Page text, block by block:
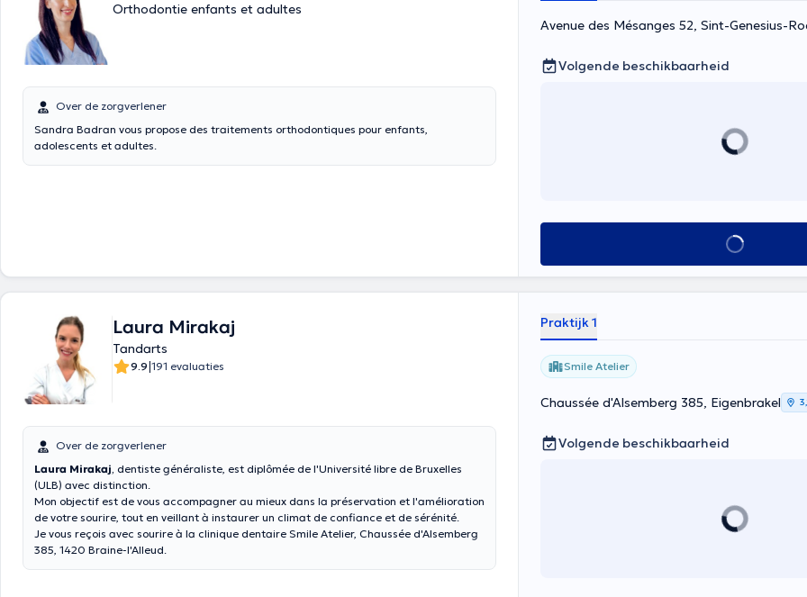
Orthodontie enfants et adultes
Over de zorgverlener
Sandra Badran vous propose des traitements orthodontiques pour enfants,
adolescents et adultes.
Avenue des Mésanges 52, Sint-Genesius-
Volgende beschikbaarheid
Alles zien
Laura Mirakaj
Tandarts
9.9|191 evaluaties
Over de zorgverlener
Laura Mirakaj, dentiste généraliste, est diplômée de l'Université libre de Bruxelles
(ULB) avec distinction.
Mon objectif est de vous accompagner au mieux dans la préservation et l'amélioration
de votre sourire, tout en veillant à instaurer un climat de confiance et de sérénité.
Je vous reçois avec sourire à la clinique dentaire Smile Atelier, Chaussée d'Alsemberg
385, 1420 Braine-l'Alleud.
Praktijk 1
Smile Atelier
Chaussée d'Alsemberg 385, Eigenbrakel
Volgende beschikbaarheid